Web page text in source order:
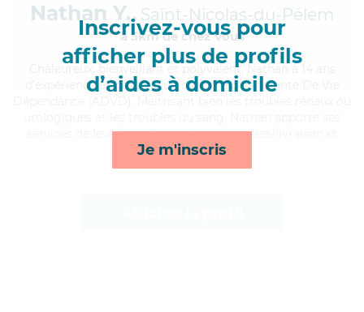
Inscrivez-vous pour
afficher plus de profils
d’aides à domicile
Je m'inscris
Nathan Y., Saint-Nicolas-du-Pélem
à 5km de chez Vous
, bienveillant et polyvalent, Nathan a 14 ans
d'expérience et possède un diplôme d'Assistante De Vie
services de lever/coucher, ménage, courses/livraison et
mobilité*